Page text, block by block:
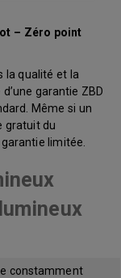
– Zéro point
la qualité et la
garantie ZBD
Même si un
gratuit du
limitée.
constamment